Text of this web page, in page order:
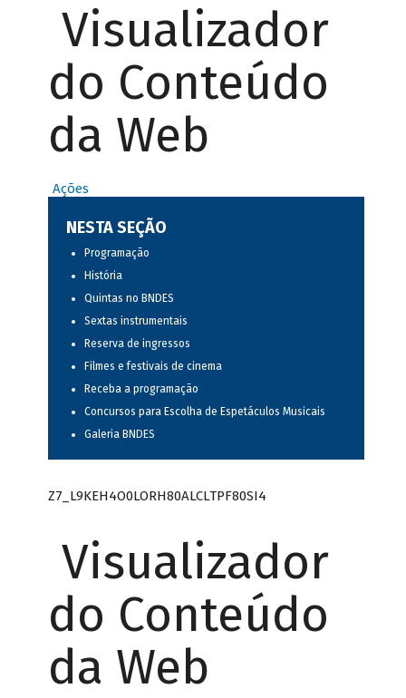
Visualizador
do Conteúdo
da Web
Ações
NESTA SEÇÃO
Programação
História
Quintas no BNDES
Sextas instrumentais
Reserva de ingressos
Filmes e festivais de cinema
Receba a programação
Concursos para Escolha de Espetáculos Musicais
Galeria BNDES
Z7_L9KEH4O0LORH80ALCLTPF80SI4
Visualizador
do Conteúdo
da Web